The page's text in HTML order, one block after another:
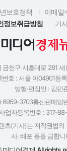
보호정책 이메일
정보취급방침
기
금천구 시흥대로 281
호 : 서울 아04901등
발행·편집인 : 김민
6959-3703통신판매업
사업자등록번호 : 317-
츠(기사)는 저작권법의
사. 배포 등을 금합니